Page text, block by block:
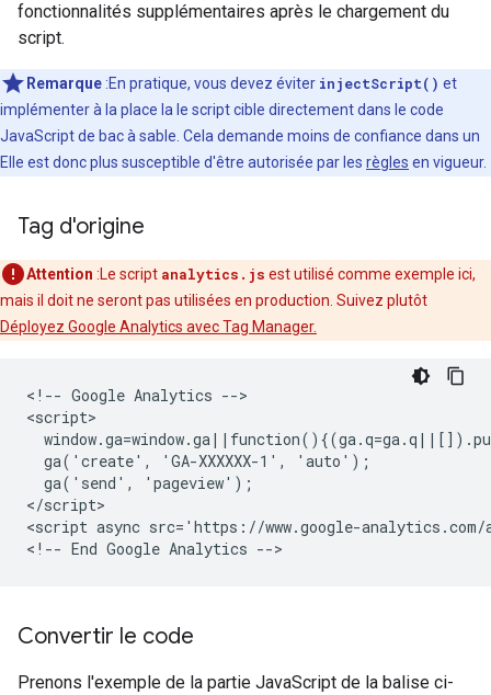
fonctionnalités supplémentaires après le chargement du
script.
Remarque :En pratique, vous devez éviter injectScript() et
implémenter à la place la le script cible directement dans le code
JavaScript de bac à sable. Cela demande moins de confiance dans un
Elle est donc plus susceptible d'être autorisée par les règles en vigueur.
Tag d'origine
Attention :Le script analytics.js est utilisé comme exemple ici,
mais il doit ne seront pas utilisées en production. Suivez plutôt
Déployez Google Analytics avec Tag Manager.
<!-- Google Analytics -->
<script>
  ga('create', 'GA-XXXXXX-1', 'auto');
  ga('send', 'pageview');
</script>
<script async src='https://www.google-
Convertir le code
Prenons l'exemple de la partie JavaScript de la balise ci-